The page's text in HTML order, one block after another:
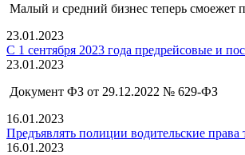
Малый и средний бизнес теперь смоежет
23.01.2023
С 1 сентября 2023 года предрейсовые и
23.01.2023
Документ ФЗ от 29.12.2022 № 629-ФЗ
16.01.2023
Предъявлять полиции водительские
16.01.2023